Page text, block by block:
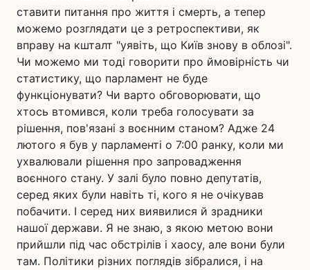
ставити питання про життя і смерть, а тепер
можемо розглядати це з ретроспективи, як
вправу на кшталт "уявіть, що Київ знову в облозі".
Чи можемо ми тоді говорити про ймовірність чи
статистику, що парламент не буде
функціонувати? Чи варто обговорювати, що
хтось втомився, коли треба голосувати за
рішення, пов'язані з воєнним станом? Адже 24
лютого я був у парламенті о 7:00 ранку, коли ми
ухвалювали рішення про запровадження
воєнного стану. У залі було повно депутатів,
серед яких були навіть ті, кого я не очікував
побачити. І серед них виявилися й зрадники
нашої держави. Я не знаю, з якою метою вони
прийшли під час обстрілів і хаосу, але вони були
там. Політики різних поглядів зібралися, і на